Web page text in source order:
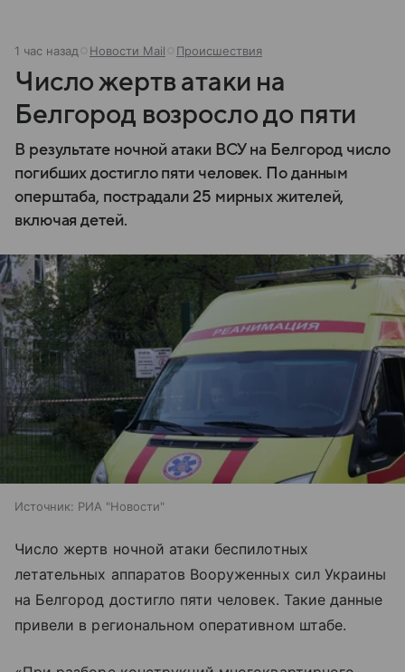
1 час назад Новости Mail Происшествия
Число жертв атаки на
Белгород возросло до пяти
В результате ночной атаки ВСУ на Белгород число
погибших достигло пяти человек. По данным
оперштаба, пострадали 25 мирных жителей,
включая детей.
Источник: РИА "Новости"
Число жертв ночной атаки беспилотных
летательных аппаратов Вооруженных сил Украины
на Белгород достигло пяти человек. Такие данные
привели в региональном оперативном штабе.